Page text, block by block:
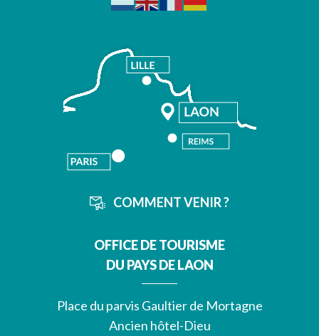
COMMENT VENIR ?
OFFICE DE TOURISME
DU PAYS DE LAON
Place du parvis Gaultier de Mortagne
Ancien hôtel-Dieu